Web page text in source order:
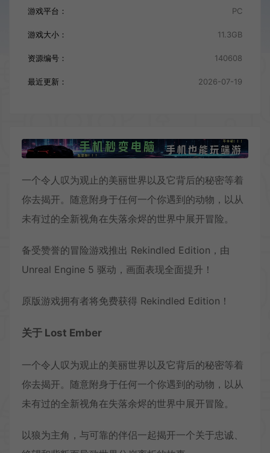
游戏平台： PC
游戏大小： 11.3GB
资源编号： 140608
最近更新： 2026-07-19
一个令人叹为观止的美丽世界以及它背后的秘密等着
你去揭开。随意附身于任何一个你遇到的动物，以从
未有过的全新视角在失落余烬的世界中展开冒险。
备受赞誉的冒险游戏推出 Rekindled Edition，由
Unreal Engine 5 驱动，画面表现全面提升！
原版游戏拥有者将免费获得 Rekindled Edition！
关于 Lost Ember
一个令人叹为观止的美丽世界以及它背后的秘密等着
你去揭开。随意附身于任何一个你遇到的动物，以从
未有过的全新视角在失落余烬的世界中展开冒险。
以狼为主角，与可靠的伴侣一起揭开一个关于忠诚、